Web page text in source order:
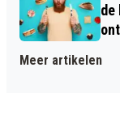
de
Meer artikelen